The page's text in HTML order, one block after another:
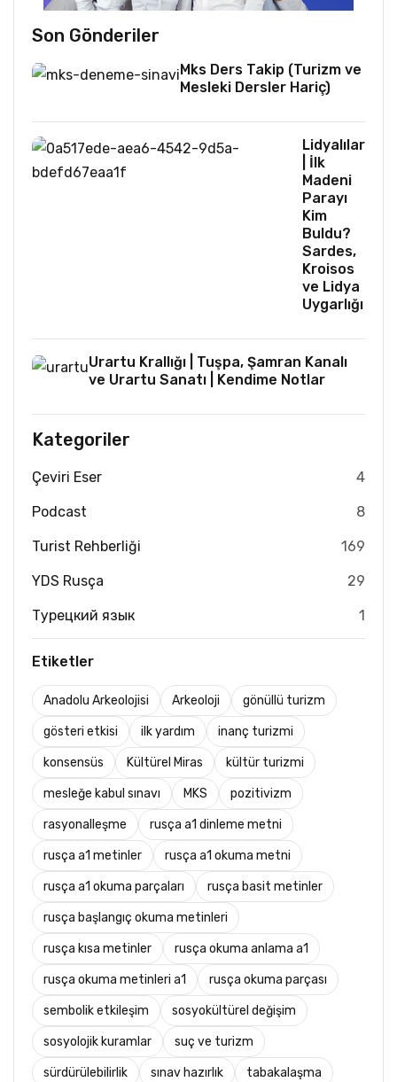
Son Gönderiler
Mks Ders Takip (Turizm ve
Mesleki Dersler Hariç)
Lidyalılar
| İlk
Madeni
Parayı
Kim
Buldu?
Sardes,
Kroisos
ve Lidya
Uygarlığı
Urartu Krallığı | Tuşpa, Şamran Kanalı
ve Urartu Sanatı | Kendime Notlar
Kategoriler
Çeviri Eser 4
Podcast 8
Turist Rehberliği 169
YDS Rusça 29
Турецкий язык 1
Etiketler
Anadolu Arkeolojisi Arkeoloji gönüllü turizm
gösteri etkisi ilk yardım inanç turizmi
konsensüs Kültürel Miras kültür turizmi
mesleğe kabul sınavı MKS pozitivizm
rasyonalleşme rusça a1 dinleme metni
rusça a1 metinler rusça a1 okuma metni
rusça a1 okuma parçaları rusça basit metinler
rusça başlangıç okuma metinleri
rusça kısa metinler rusça okuma anlama a1
rusça okuma metinleri a1 rusça okuma parçası
sembolik etkileşim sosyokültürel değişim
sosyolojik kuramlar suç ve turizm
sürdürülebilirlik sınav hazırlık tabakalaşma